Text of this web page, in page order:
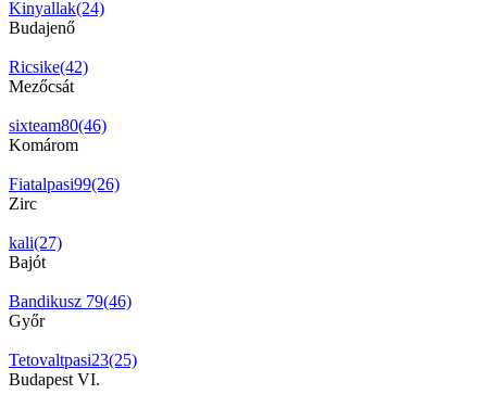
Kinyallak(24)
Budajenő
Ricsike(42)
Mezőcsát
sixteam80(46)
Komárom
Fiatalpasi99(26)
Zirc
kali(27)
Bajót
Bandikusz 79(46)
Győr
Tetovaltpasi23(25)
Budapest VI.